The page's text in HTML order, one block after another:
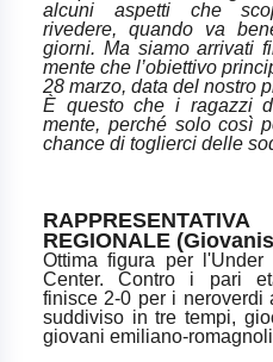
alcuni aspetti che
rivedere, quando va
giorni. Ma siamo arrivati
mente che l’obiettivo
28 marzo, data del nostro
È questo che i ragazzi
mente, perché solo così
chance di toglierci delle
REGIONALE
Ottima figura per l'Under
Center. Contro i pari
finisce 2-0 per i neroverdi
suddiviso in tre tempi,
giovani emiliano-